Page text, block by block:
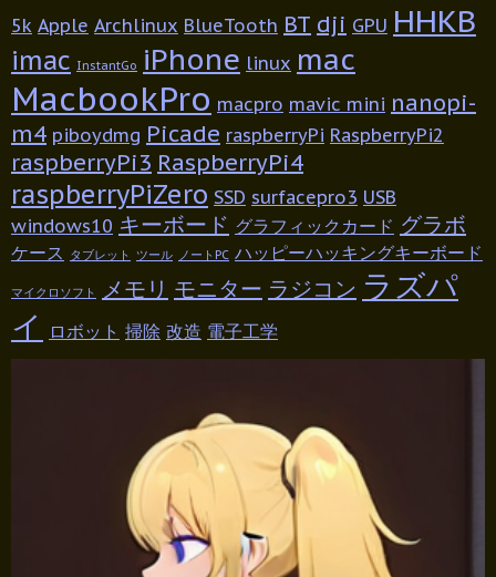
5k Apple Archlinux BlueTooth BT dji GPU HHKB
imac InstantGo iPhone linux mac
MacbookPro macpro mavic mini nanopi-
m4 piboydmg Picade raspberryPi RaspberryPi2
raspberryPi3 RaspberryPi4
raspberryPiZero SSD surfacepro3 USB
windows10 キーボード グラフィックカード グラボ
ケース タブレット ツール ノートPC ハッピーハッキングキーボード
マイクロソフト メモリ モニター ラジコン ラズパ
イ
ロボット 掃除 改造 電子工学